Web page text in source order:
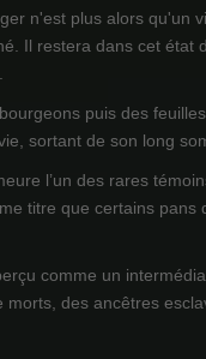
n'est plus alors qu'un
Il restera dans cet état
puis des
sortant de son long
l’un des rares
titre que certains pans
comme un
des ancêtres